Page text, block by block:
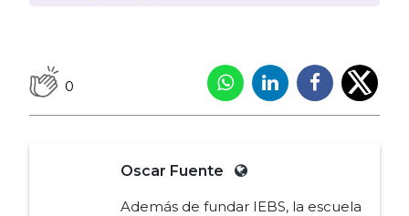
0
Oscar Fuente
Además de fundar IEBS, la escuela